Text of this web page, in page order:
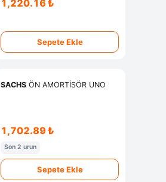
1,220.16 ₺
Sepete Ekle
SACHS ÖN AMORTİSÖR UNO
1,702.89 ₺
Son 2 urun
Sepete Ekle